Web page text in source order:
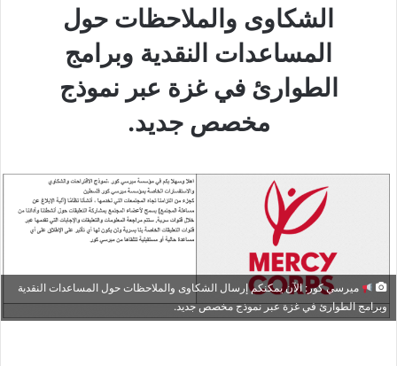
الشكاوى والملاحظات حول
المساعدات النقدية وبرامج
الطوارئ في غزة عبر نموذج
مخصص جديد.
ميرسي كور: الآن يمكنكم إرسال الشكاوى والملاحظات حول المساعدات النقدية
وبرامج الطوارئ في غزة عبر نموذج مخصص جديد.